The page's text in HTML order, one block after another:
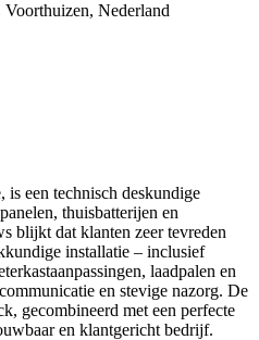
Nederland
een technisch deskundige
thuisbatterijen en
blijkt dat klanten zeer tevreden
installatie – inclusief
laadpalen en
en stevige nazorg. De
gecombineerd met een perfecte
en klantgericht bedrijf.